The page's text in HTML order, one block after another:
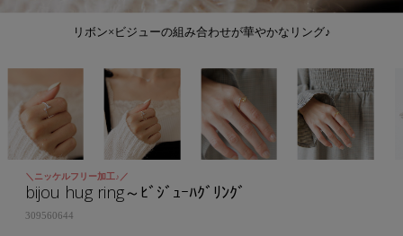
リボン×ビジューの組み合わせが華やかなリング♪
＼ニッケルフリー加工♪／
bijou hug ring～ﾋﾞｼﾞｭｰﾊｸﾞﾘﾝｸﾞ
309560644